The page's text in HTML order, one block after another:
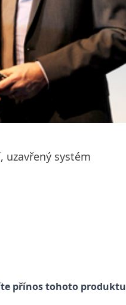
uzavřený systém
přínos tohoto produktu